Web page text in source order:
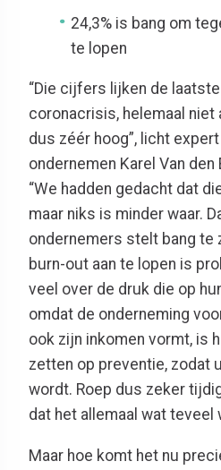
24,3% is bang om
te lopen
“Die cijfers lijken de
coronacrisis, helemaal niet
dus zéér hoog”, licht
ondernemen Karel Van den
“We hadden gedacht dat
maar niks is minder waar.
ondernemers stelt bang te
burn-out aan te lopen is
veel over de druk die op
omdat de onderneming
ook zijn inkomen vormt, is
zetten op preventie, zodat
wordt. Roep dus zeker
dat het allemaal wat teveel
Maar hoe komt het nu